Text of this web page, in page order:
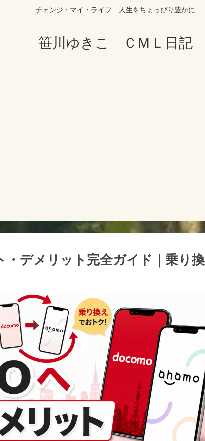
チェンジ・マイ・ライフ 人生をちょっぴり豊かに
笹川ゆきこ ＣＭＬ日記
・デメリット完全ガイド｜乗り換